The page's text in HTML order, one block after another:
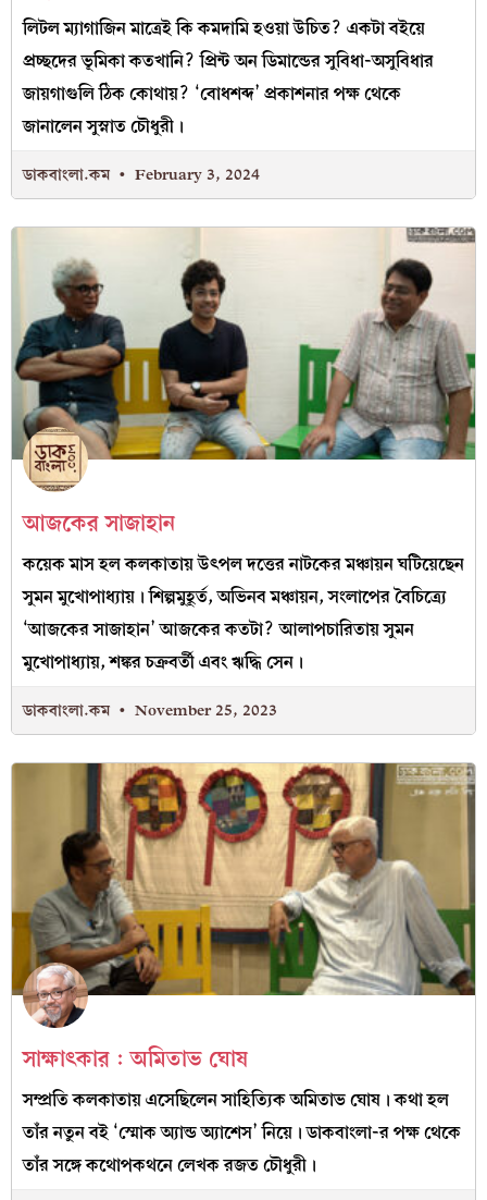
লিটল ম্যাগাজিন মাত্রেই কি কমদামি হওয়া উচিত? একটা বইয়ে
প্রচ্ছদের ভূমিকা কতখানি? প্রিন্ট অন ডিমান্ডের সুবিধা-অসুবিধার
জায়গাগুলি ঠিক কোথায়? ‘বোধশব্দ’ প্রকাশনার পক্ষ থেকে
জানালেন সুস্নাত চৌধুরী।
ডাকবাংলা.কম February 3, 2024
আজকের সাজাহান
কয়েক মাস হল কলকাতায় উৎপল দত্তের নাটকের মঞ্চায়ন ঘটিয়েছেন
সুমন মুখোপাধ্যায়। শিল্পমুহূর্ত, অভিনব মঞ্চায়ন, সংলাপের বৈচিত্র্যে
‘আজকের সাজাহান’ আজকের কতটা? আলাপচারিতায় সুমন
মুখোপাধ্যায়, শঙ্কর চক্রবর্তী এবং ঋদ্ধি সেন।
ডাকবাংলা.কম November 25, 2023
সাক্ষাৎকার : অমিতাভ ঘোষ
সম্প্রতি কলকাতায় এসেছিলেন সাহিত্যিক অমিতাভ ঘোষ। কথা হল
তাঁর নতুন বই ‘স্মোক অ্যান্ড অ্যাশেস’ নিয়ে। ডাকবাংলা-র পক্ষ থেকে
তাঁর সঙ্গে কথোপকথনে লেখক রজত চৌধুরী।